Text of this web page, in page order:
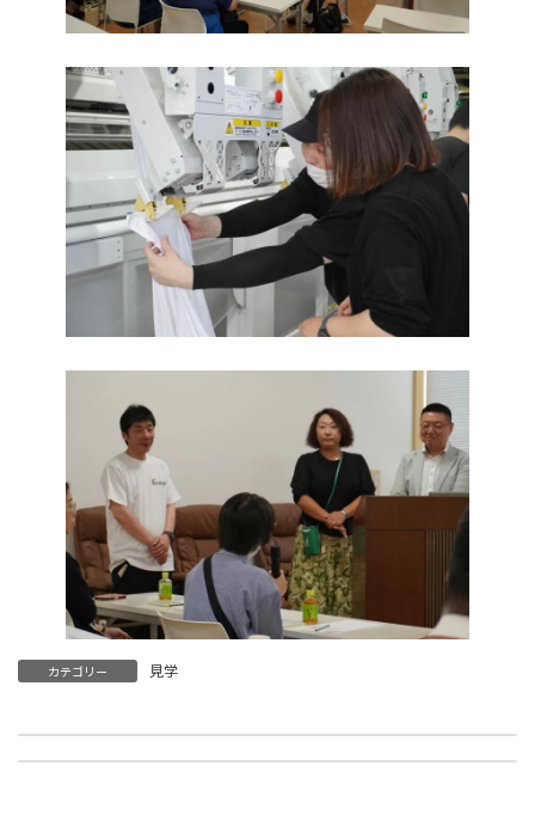
カテゴリー 見学
北海道健誠社 社長 瀧野雅一が、あさひかわ新聞の記事に取り上げられました